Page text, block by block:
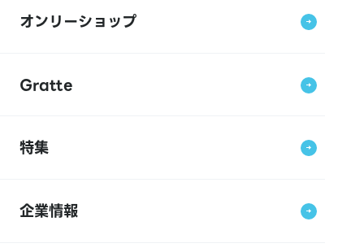
オンリーショップ
Gratte
特集
企業情報